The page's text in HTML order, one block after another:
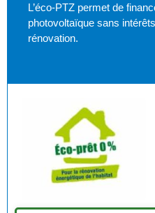
L’éco-PTZ permet de
photovoltaïque sans
rénovation.